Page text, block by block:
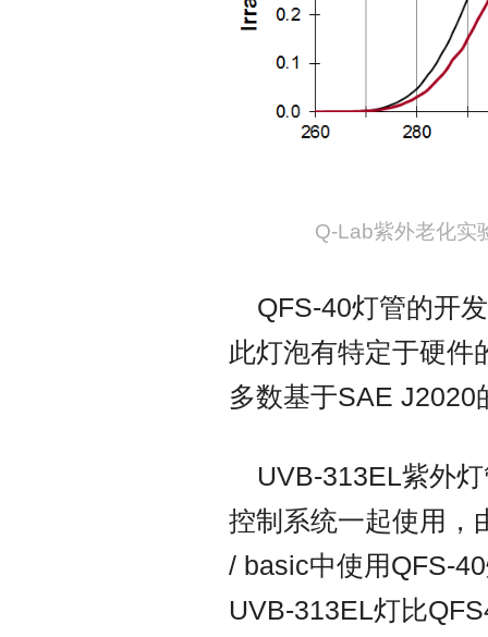
Q-Lab紫外老化实
QFS-40灯管的开
此灯泡有特定于硬件
多数基于SAE J2020
UVB-313EL紫外
控制系统一起使用，
/ basic中使用QFS-
UVB-313EL灯比